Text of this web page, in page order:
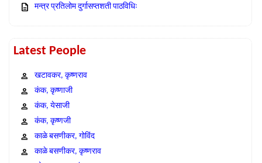
मन्त्र प्रतिलोम दुर्गासप्तशती पाठविधिः
Latest People
खटावकर, कृष्णराव
कंक, कृष्णाजी
कंक, येसाजी
कंक, कृष्णजी
काळे बसणीकर, गोविंद
काळे बसणीकर, कृष्णराव